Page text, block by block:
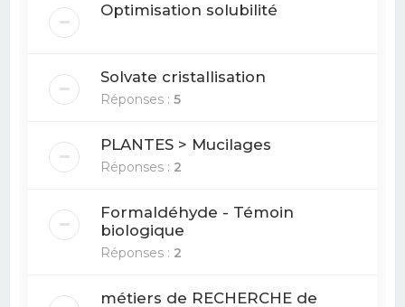
Optimisation solubilité
Solvate cristallisation
Réponses :5
PLANTES > Mucilages
Réponses : 2
Formaldéhyde - Témoin
biologique
Réponses : 2
métiers de RECHERCHE de